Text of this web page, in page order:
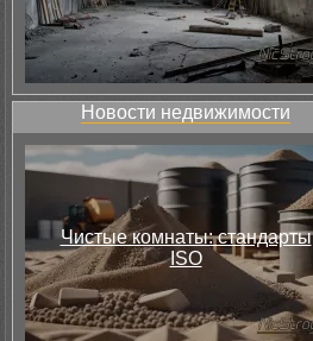
Новости недвижимости
Чистые комнаты: стандарты
ISO